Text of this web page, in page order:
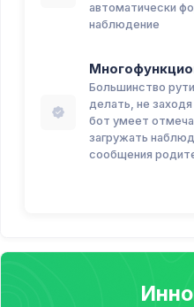
автоматически
наблюдение
Большинство
делать, не
бот умеет
загружать
сообщения